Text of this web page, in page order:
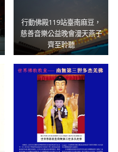
行動佛殿119站臺南麻豆，
慈善音樂公益晚會漫天燕子
齊至聆聽